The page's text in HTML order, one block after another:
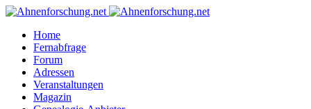
Home
Fernabfrage
Forum
Adressen
Veranstaltungen
Magazin